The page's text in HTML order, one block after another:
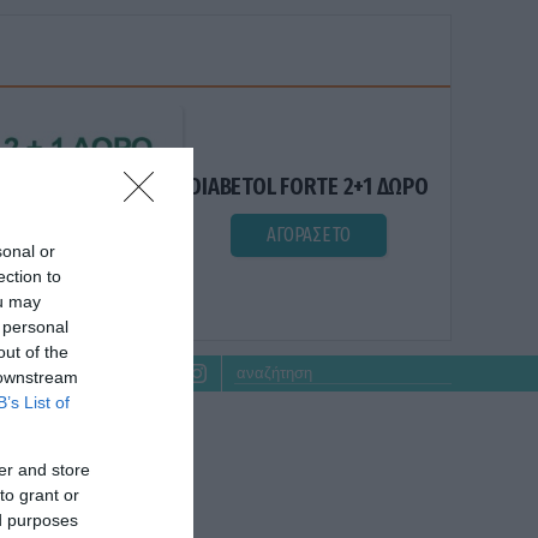
or
to
may
of the
List of
and store
grant or
purposes
DIABETOL FORTE 2+1 ΔΩΡΟ
ΑΓΟΡΑΣΕ ΤΟ